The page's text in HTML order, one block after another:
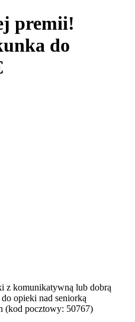
premii!
do
z komunikatywną lub dobrą
opieki nad seniorką
(kod pocztowy: 50767)